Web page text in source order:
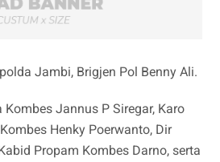
Jambi, Brigjen Pol Benny Ali.
Jannus P Siregar, Karo
Henky Poerwanto, Dir
Propam Kombes Darno, serta